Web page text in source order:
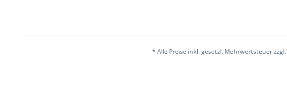
* Alle Preise inkl. gesetzl. Mehrwertsteuer zzgl.